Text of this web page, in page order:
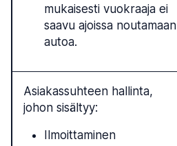
mukaisesti vuokraaja ei
saavu ajoissa noutamaan
autoa.
Asiakassuhteen hallinta,
johon sisältyy:
Ilmoittaminen